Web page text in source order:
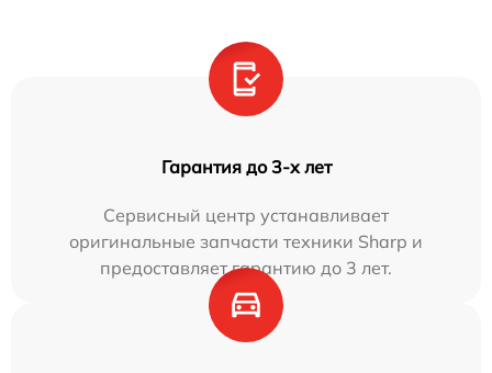
Гарантия до 3-х лет
Сервисный центр устанавливает
оригинальные запчасти техники Sharp и
предоставляет гарантию до 3 лет.